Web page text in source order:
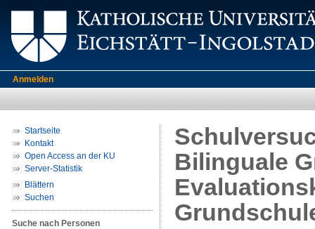
Anmelden
Startseite
Kontakt
Open Access an der KU
Server-Statistik
Blättern
Suchen
Suche nach Personen
Bilinguale